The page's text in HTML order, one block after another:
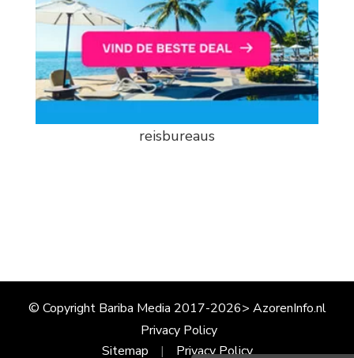
reisbureaus
© Copyright Bariba Media 2017-2026> AzorenInfo.nl
Privacy Policy
Sitemap
Privacy Policy